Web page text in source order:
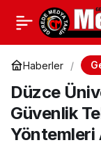
Haberler
Düzce
Güvenlik
Yöntemleri
İçişleri’nden
Silahlar ve Silah
Kaçakçılığına
Darbesi